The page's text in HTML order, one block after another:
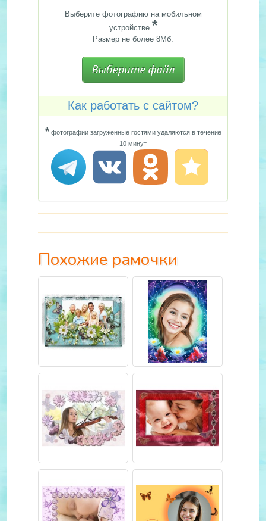
Выберите фотографию на мобильном
устройстве.*
Размер не более 8Мб:
Как работать с сайтом?
*фотографии загруженные гостями удаляются в течение
10 минут
Похожие рамочки